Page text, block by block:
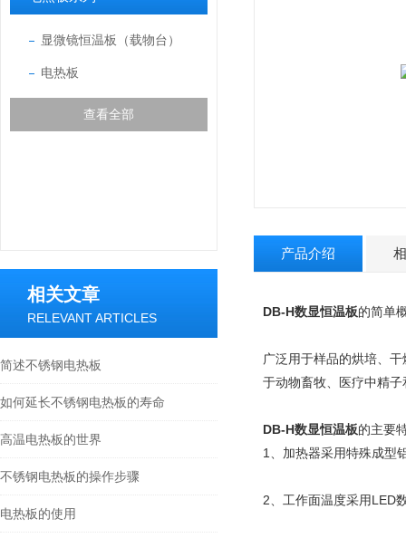
显微镜恒温板（载物台）
电热板
查看全部
相关文章
RELEVANT ARTICLES
简述不锈钢电热板
如何延长不锈钢电热板的寿命
高温电热板的世界
不锈钢电热板的操作步骤
电热板的使用
产品介绍
DB-H数显恒温板的简单
广泛用于样品的烘培、
于动物畜牧、医疗中精
DB-H数显恒温板的主要
1、加热器采用特殊成型
2、工作面温度采用LED